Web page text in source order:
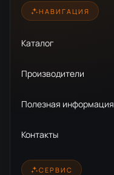
НАВИГАЦИЯ
Каталог
Производители
Полезная информация
Контакты
СЕРВИС